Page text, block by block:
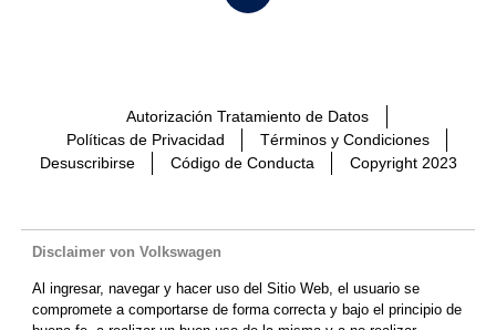
Autorización Tratamiento de Datos
Políticas de Privacidad
Términos y Condiciones
Desuscribirse
Código de Conducta Copyright 2023
Disclaimer von Volkswagen
Al ingresar, navegar y hacer uso del Sitio Web, el usuario se
compromete a comportarse de forma correcta y bajo el principio de